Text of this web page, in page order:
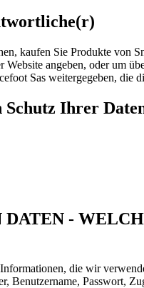
kaufen Sie Produkte von
Website angeben, oder um
Sas weitergegeben, die
Ihrer
-
die wir
Benutzername, Passwort,